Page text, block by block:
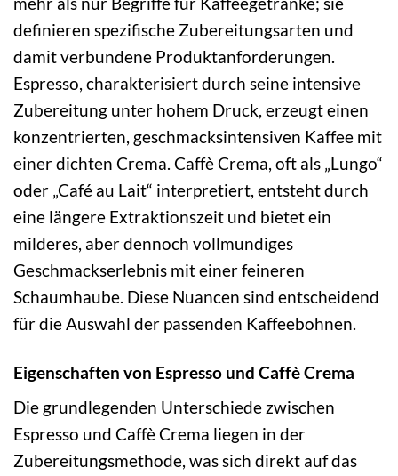
definieren spezifische Zubereitungsarten und
damit verbundene Produktanforderungen.
Espresso, charakterisiert durch seine intensive
Zubereitung unter hohem Druck, erzeugt einen
konzentrierten, geschmacksintensiven Kaffee mit
einer dichten Crema. Caffè Crema, oft als „Lungo“
oder „Café au Lait“ interpretiert, entsteht durch
eine längere Extraktionszeit und bietet ein
milderes, aber dennoch vollmundiges
Geschmackserlebnis mit einer feineren
Schaumhaube. Diese Nuancen sind entscheidend
für die Auswahl der passenden Kaffeebohnen.
Eigenschaften von Espresso und Caffè Crema
Die grundlegenden Unterschiede zwischen
Espresso und Caffè Crema liegen in der
Zubereitungsmethode, was sich direkt auf das